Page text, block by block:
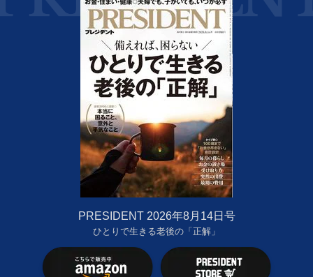
PRESIDENT 2026年8月14日号
ひとりで生きる老後の「正解」